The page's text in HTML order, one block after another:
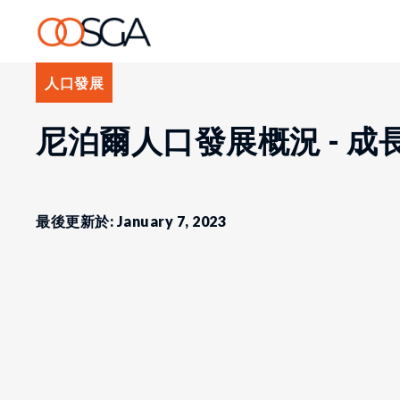
人口發展
尼泊爾人口發展概況 - 成
最後更新於: January 7, 2023